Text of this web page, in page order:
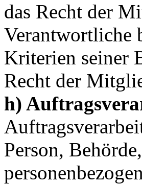
das Recht der
Verantwortliche
Kriterien seiner
Recht der
h)
Person,